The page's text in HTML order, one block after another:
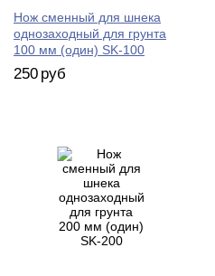
Нож сменный для шнека
однозаходный для грунта
100 мм (один) SK-100
250 руб